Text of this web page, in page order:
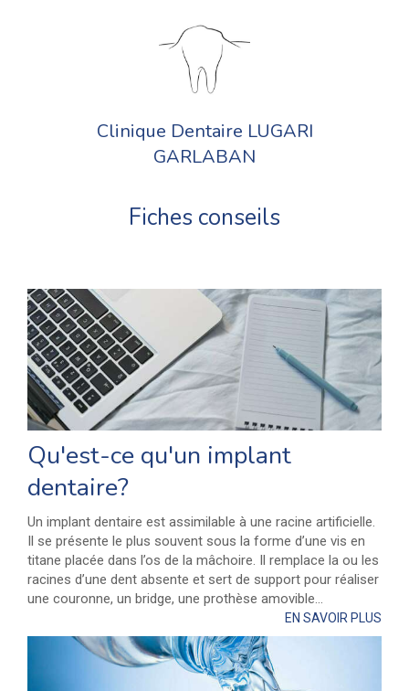
Clinique Dentaire LUGARI
GARLABAN
Fiches conseils
Qu'est-ce qu'un implant
dentaire?
Un implant dentaire est assimilable à une racine artificielle.
Il se présente le plus souvent sous la forme d’une vis en
titane placée dans l’os de la mâchoire. Il remplace la ou les
racines d’une dent absente et sert de support pour réaliser
une couronne, un bridge, une prothèse amovible...
EN SAVOIR PLUS